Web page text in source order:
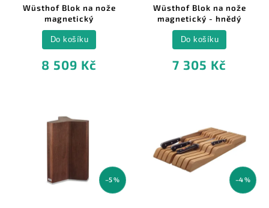
Wüsthof Blok na nože
magnetický
8 509 Kč
Do košíku
Wüsthof Blok na nože
magnetický - hnědý
7 305 Kč
Do košíku
–5 % –4 %